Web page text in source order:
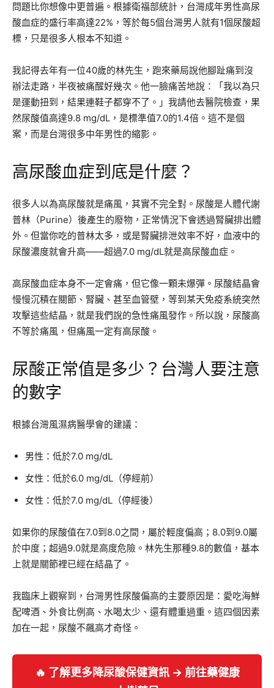
問題比你想像中更普遍。根據衛福部統計，台灣成年男性高尿
酸血症的盛行率高達22%，等於每5個台灣男人就有1個尿酸超
標，只是很多人根本不知道。
我記得去年有一位40歲的林先生，跑來藥局說他腳趾痛到沒
辦法走路，半夜被痛醒好幾次。他一臉痛苦地說：「我以為只
是運動扭到，結果連鞋子都穿不了。」我請他去醫院檢查，果
然尿酸值高達9.8 mg/dL，是標準值7.0的1.4倍。這不是個
案，而是台灣很多中年男性的縮影。
高尿酸血症到底是什麼？
很多人以為高尿酸就是痛風，其實不完全對。尿酸是人體代謝
普林（Purine）後產生的廢物，正常情況下會透過腎臟排出體
外。但當你吃的普林太多，或是腎臟排泄效率不好，血液中的
尿酸濃度就會升高——超過7.0 mg/dL就是高尿酸血症。
高尿酸血症本身不一定會痛，但它像一顆未爆彈。尿酸結晶會
慢慢沉積在關節、腎臟、甚至血管壁，等到某天免疫系統突然
攻擊這些結晶，就是我們說的急性痛風發作。所以說，尿酸高
不等於痛風，但痛風一定有高尿酸。
尿酸正常值是多少？台灣人要注意
的數字
根據台灣風濕病醫學會的建議：
男性：低於7.0 mg/dL
女性：低於6.0 mg/dL（停經前）
女性：低於7.0 mg/dL（停經後）
如果你的尿酸值在7.0到8.0之間，屬於輕度偏高；8.0到9.0屬
於中度；超過9.0就是高度危險。林先生那種9.8的數值，基本
上就是關節裡已經在結晶了。
我臨床上觀察到，台灣男性尿酸偏高的主要原因是：愛吃海鮮
配啤酒、外食比例高、水喝太少、還有體重過重。這四個因素
加在一起，尿酸不飆高才奇怪。
🔥 了解更多降尿酸保健資訊 → 前往藥健康